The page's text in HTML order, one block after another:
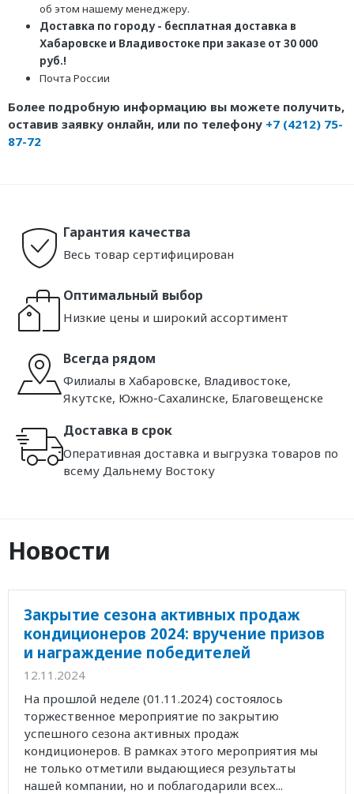
об этом нашему менеджеру.
Доставка по городу - бесплатная доставка в
Хабаровске и Владивостоке при заказе от 30 000
руб.!
Почта России
Более подробную информацию вы можете получить,
оставив заявку онлайн, или по телефону +7 (4212) 75-
87-72
Гарантия качества
Весь товар сертифицирован
Оптимальный выбор
Низкие цены и широкий ассортимент
Всегда рядом
Филиалы в Хабаровске, Владивостоке,
Якутске, Южно-Сахалинске, Благовещенске
Доставка в срок
Оперативная доставка и выгрузка товаров по
всему Дальнему Востоку
Новости
Закрытие сезона активных продаж
кондиционеров 2024: вручение призов
и награждение победителей
12.11.2024
На прошлой неделе (01.11.2024) состоялось
торжественное мероприятие по закрытию
успешного сезона активных продаж
кондиционеров. В рамках этого мероприятия мы
не только отметили выдающиеся результаты
нашей компании, но и поблагодарили всех...